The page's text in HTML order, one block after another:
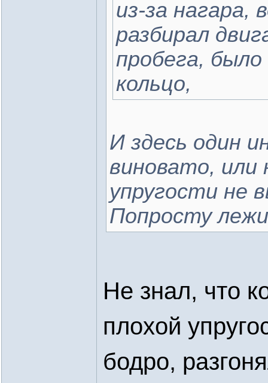
из-за нагара,
разбирал
пробега,
кольцо,
И здесь один
виновато, или
упругости не
Попросту
Не знал, что
плохой
бодро,